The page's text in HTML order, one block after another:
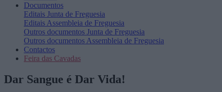
Documentos
Editais Junta de Freguesia
Editais Assembleia de Freguesia
Outros documentos Junta de Freguesia
Outros documentos Assembleia de Freguesia
Contactos
Feira das Cavadas
Dar Sangue é Dar Vida!